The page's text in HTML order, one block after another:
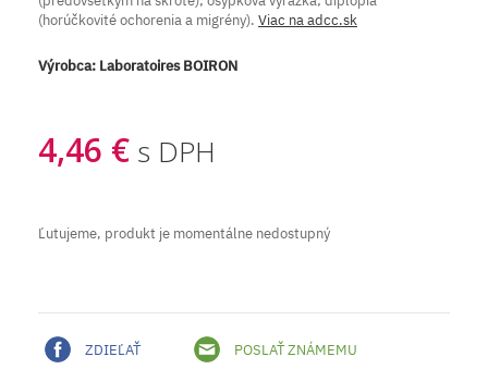
(horúčkovité ochorenia a migrény). Viac na adcc.sk
Výrobca: Laboratoires BOIRON
4,46 € s DPH
Ľutujeme, produkt je momentálne nedostupný
ZDIEĽAŤ POSLAŤ ZNÁMEMU